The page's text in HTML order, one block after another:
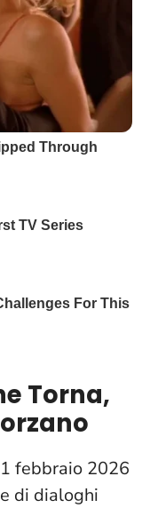
Torna,
febbraio 2026
di dialoghi